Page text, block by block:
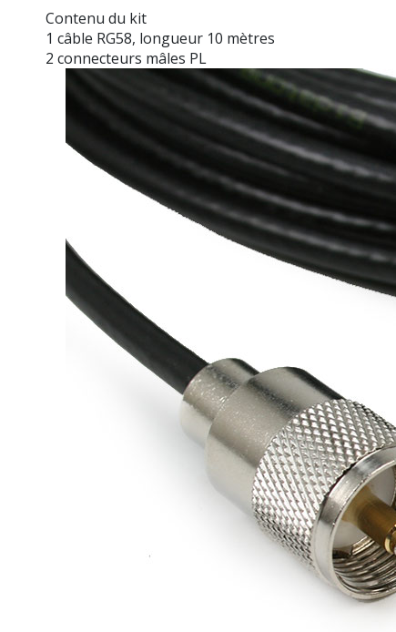
Contenu du kit
1 câble RG58, longueur 10 mètres
2 connecteurs mâles PL